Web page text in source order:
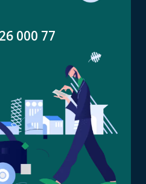
000 77